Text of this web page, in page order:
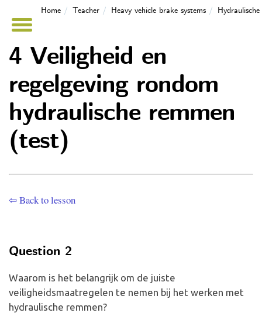
Home Teacher Heavy vehicle brake systems
4 Veiligheid en
regelgeving rondom
hydraulische remmen
(test)
⇦ Back to lesson
Question 2
Waarom is het belangrijk om de juiste
veiligheidsmaatregelen te nemen bij het werken met
hydraulische remmen?